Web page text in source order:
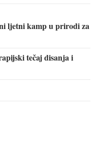
ljetni kamp u prirodi za
tečaj disanja i